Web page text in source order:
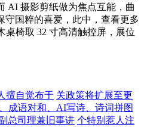
AI 摄影剪纸做为焦点互能，曲
守国粹的喜爱，此中，查看更多
桌椅取 32 寸高清触控屏，展位
擅自觉布于 关政策将扩展至更
成语对和、AI写诗、诗词拼图
总司理兼旧事讲 个特别惹人注